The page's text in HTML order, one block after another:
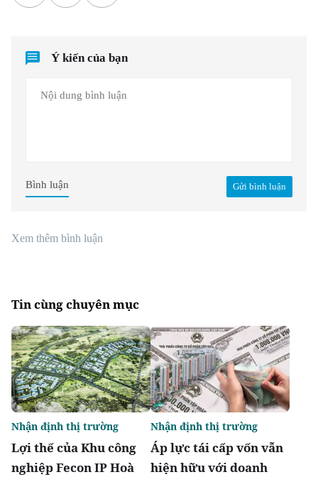
Ý kiến của bạn
Gửi bình luận
Bình luận
Xem thêm bình luận
Tin cùng chuyên mục
Lợi thế của Khu công
nghiệp Fecon IP Hoà
Nhận định thị trường
Áp lực tái cấp vốn vẫn
hiện hữu với doanh
Nhận định thị trường